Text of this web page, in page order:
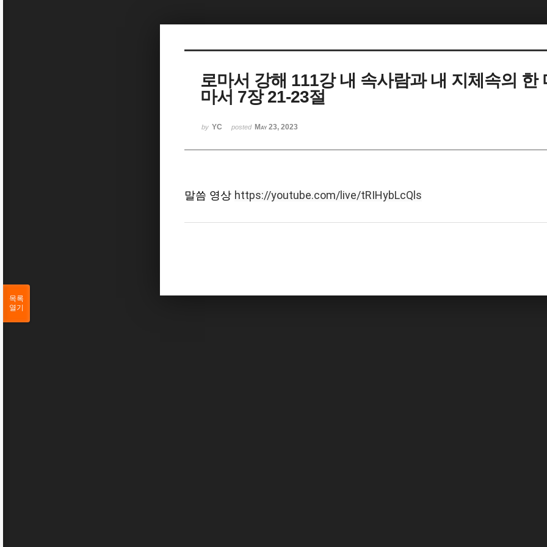
로마서 강해 111강 내 속사람과 내 지체속의 한
마서 7장 21-23절
by YC posted May 23, 2023
말씀 영상 https://youtube.com/live/tRIHybLcQls
목록
열기
Sketchbook5, 스케치북5
Sketchbook5, 스케치북5